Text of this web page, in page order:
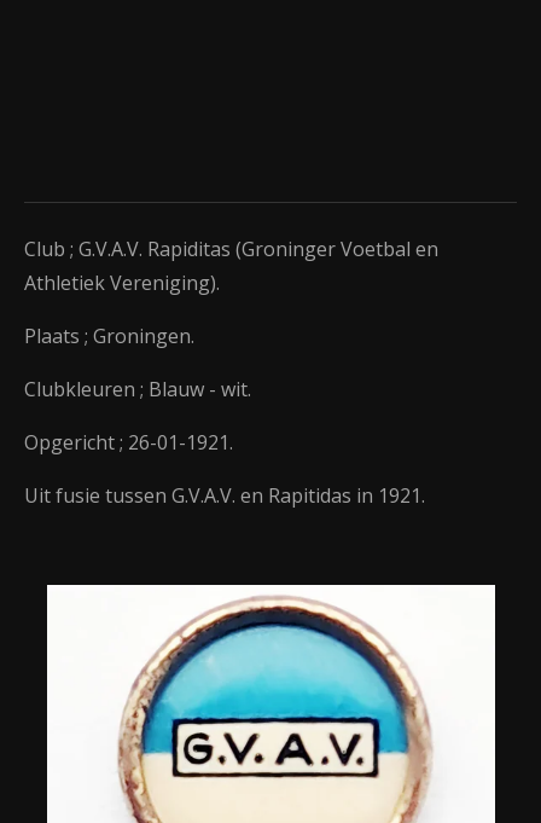
Club ; G.V.A.V. Rapiditas (Groninger Voetbal en
Athletiek Vereniging).
Plaats ; Groningen.
Clubkleuren ; Blauw - wit.
Opgericht ; 26-01-1921.
Uit fusie tussen G.V.A.V. en Rapitidas in 1921.